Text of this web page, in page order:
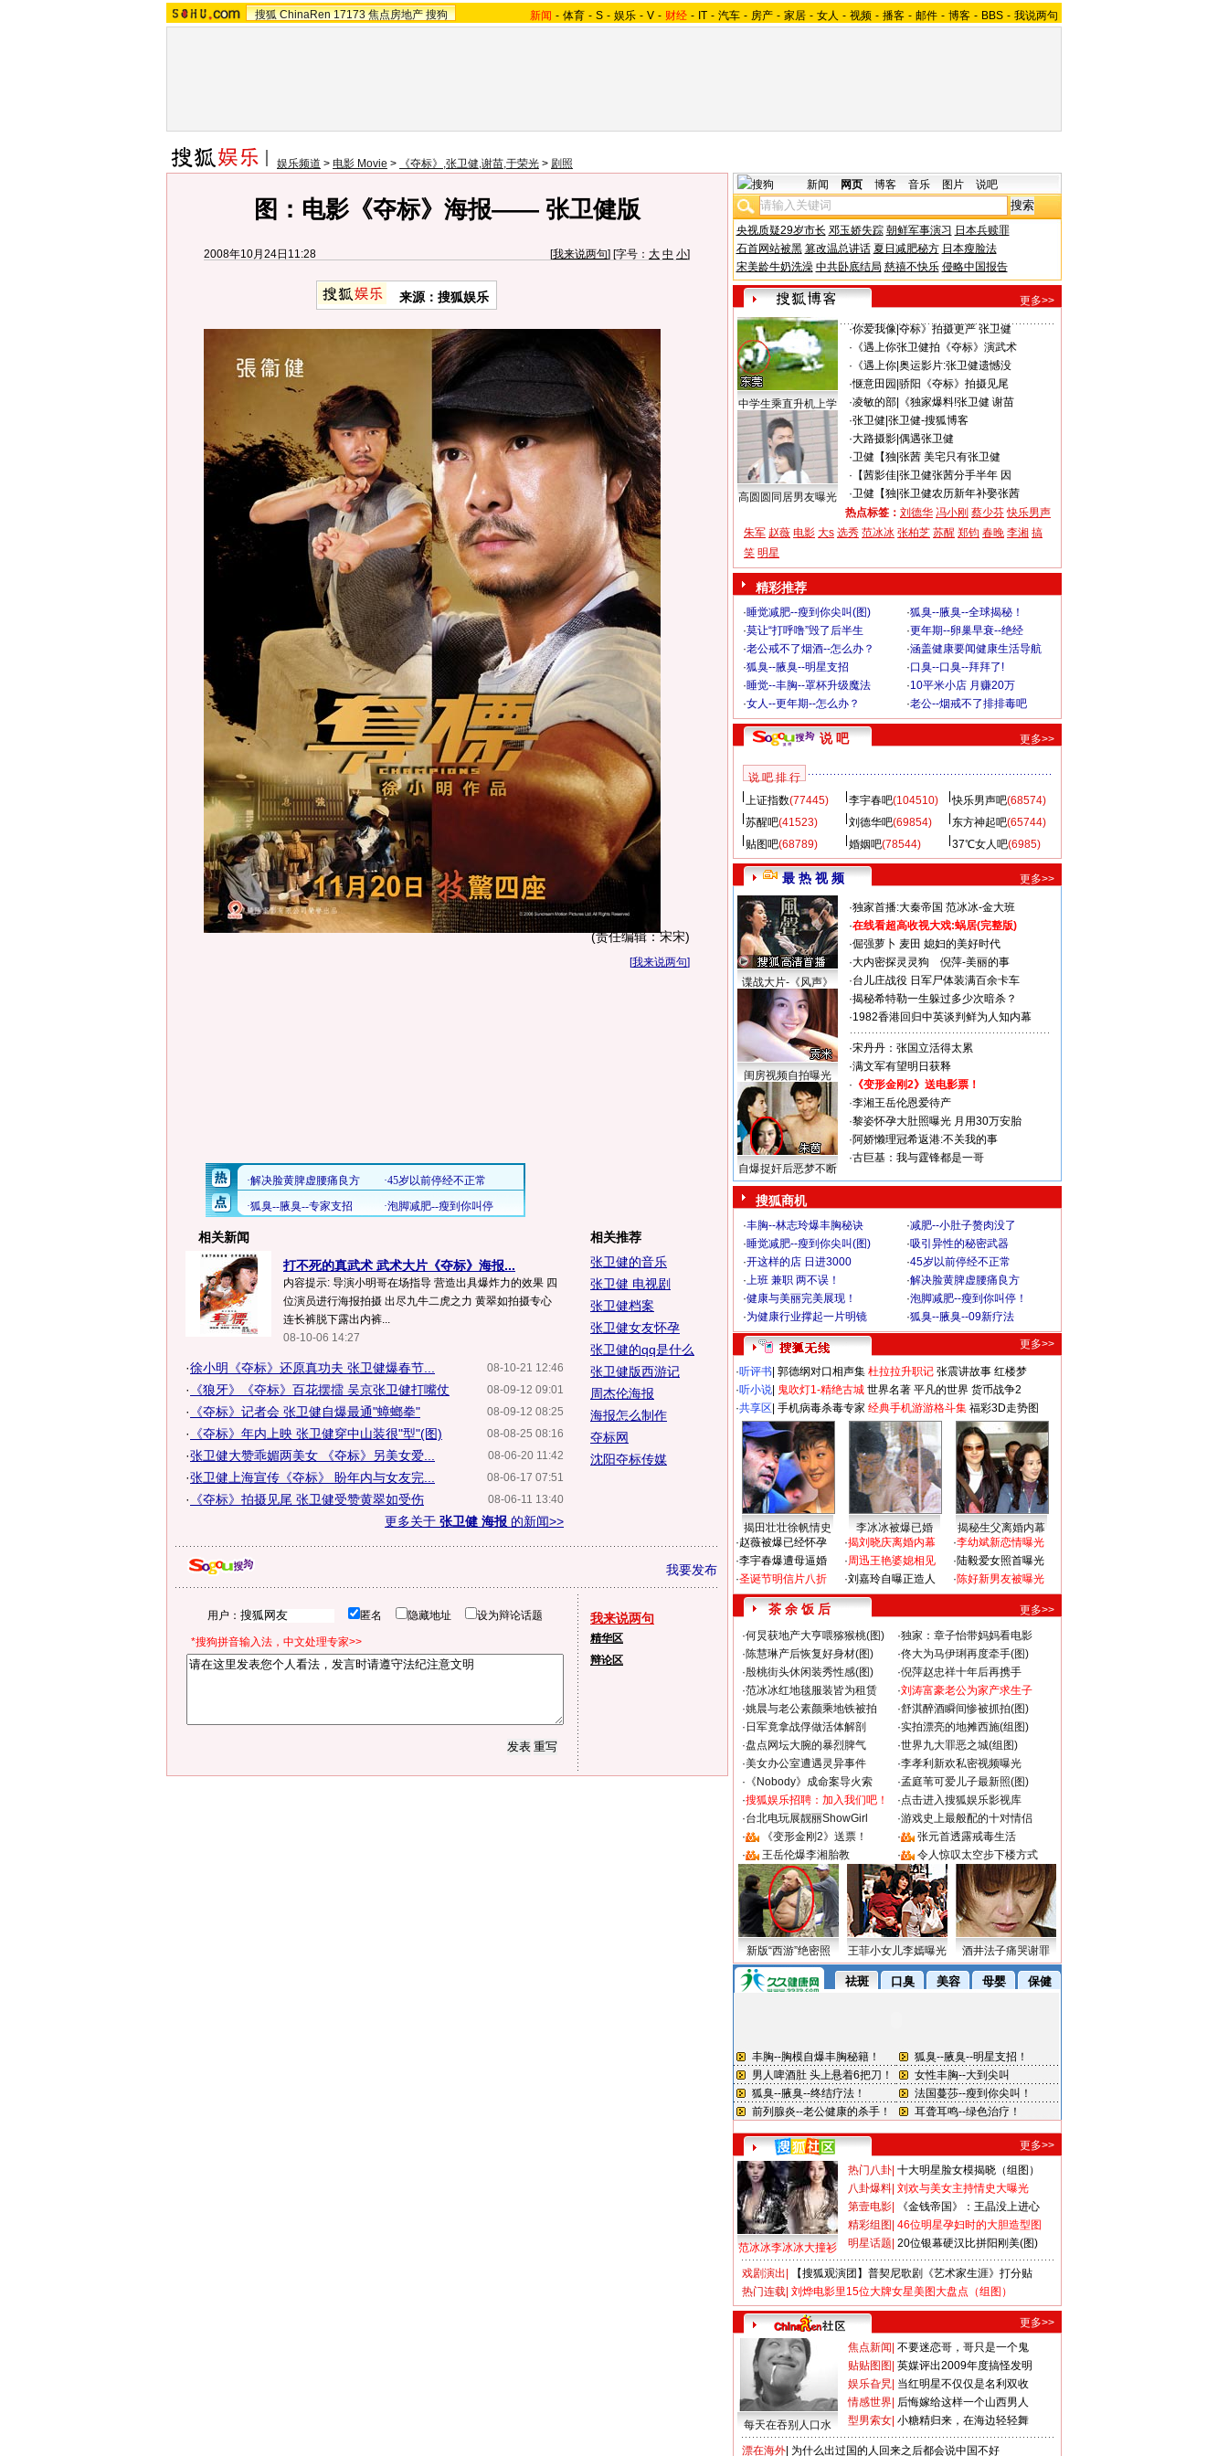
搜狐 ChinaRen 17173 焦点房地产 搜狗 新闻 - 体育 - S - 娱乐 - V - 财经 - IT - 汽车 - 房产 - 家居 - 女人 - 视频 - 播客 - 邮件 - 博客 - BBS - 我说两句
娱乐频道 > 电影 Movie > 《夺标》,张卫健,谢苗,于荣光 > 剧照
图：电影《夺标》海报—— 张卫健版
2008年10月24日11:28 [我来说两句] [字号： 大 中 小]
来源：搜狐娱乐
(责任编辑：宋宋)
[我来说两句]
相关新闻
打不死的真武术 武术大片《夺标》海报...
内容提示: 导演小明哥在场指导 营造出具爆炸力的效果 四
位演员进行海报拍摄 出尽九牛二虎之力 黄翠如拍摄专心
连长裤脱下露出内裤...
08-10-06 14:27
08-10-21 12:46
·徐小明《夺标》还原真功夫 张卫健爆春节...
08-09-12 09:01
· 《狼牙》《夺标》百花摆擂 吴京张卫健打嘴仗
08-09-12 08:25
· 《夺标》记者会 张卫健自爆最通"蟑螂拳"
08-08-25 08:16
· 《夺标》年内上映 张卫健穿中山装很"型"(图)
08-06-20 11:42
·张卫健大赞乖媚两美女 《夺标》另美女爱...
08-06-17 07:51
·张卫健上海宣传《夺标》 盼年内与女友完...
08-06-11 13:40
·
《夺标》拍摄见尾 张卫健受赞黄翠如受伤
更多关于 张卫健 海报 的新闻>>
相关推荐
张卫健的音乐
张卫健 电视剧
张卫健档案
张卫健女友怀孕
张卫健的qq是什么
张卫健版西游记
周杰伦海报
海报怎么制作
夺标网
沈阳夺标传媒
我要发布
用户： 匿名 隐藏地址 设为辩论话题
*搜狗拼音输入法，中文处理专家>>
我来说两句
精华区
辩论区
新闻 网页 博客 音乐 图片 说吧
央视质疑29岁市长 邓玉娇失踪 朝鲜军事演习 日本兵赎罪
石首网站被黑 篡改温总讲话 夏日减肥秘方 日本瘦脸法
宋美龄牛奶洗澡 中共卧底结局 慈禧不快乐 侵略中国报告
更多>>
中学生乘直升机上学
高圆圆同居男友曝光
·你爱我像| 夺标》拍摄更严 张卫健
· 《遇上你张卫健拍《夺标》演武术
· 《遇上你| 奥运影片:张卫健遗憾没
·惬意田园 骄阳《夺标》拍摄见尾
·凌敏的部|
《独家爆料!张卫健 谢苗
·张卫健 张卫健-搜狐博客
·大路摄影| 偶遇张卫健
·卫健【独| 张茜 美宅只有张卫健
· 【茜影佳| 张卫健张茜分手半年 因
·卫健【独| 张卫健农历新年补娶张茜
热点标签： 刘德华 冯小刚 蔡少芬 快乐男声
朱军 赵薇 电影 大s 选秀 范冰冰 张柏芝 苏醒 郑钧 春晚 李湘 搞
笑 明星
精彩推荐
·睡觉减肥--瘦到你尖叫(图) ·狐臭--腋臭--全球揭秘！
·莫让“打呼噜”毁了后半生 ·更年期--卵巢早衰--绝经
·老公戒不了烟酒--怎么办？ ·涵盖健康要闻健康生活导航
·狐臭--腋臭--明星支招 ·口臭--口臭--拜拜了!
·睡觉--丰胸--罩杯升级魔法 ·10平米小店 月赚20万
·女人--更年期--怎么办？ ·老公--烟戒不了排排毒吧
说 吧 更多>>
说 吧 排 行
上证指数(77445) 李宇春吧(104510) 快乐男声吧(68574)
苏醒吧(41523) 刘德华吧(69854) 东方神起吧(65744)
贴图吧(68789) 婚姻吧(78544) 37℃女人吧(6985)
最 热 视 频 更多>>
谍战大片-《风声》
闺房视频自拍曝光
自爆捉奸后恶梦不断
·独家首播:大秦帝国 范冰冰-金大班
·在线看超高收视大戏:蜗居(完整版)
·倔强萝卜 麦田 媳妇的美好时代
·大内密探灵灵狗
倪萍-美丽的事
·台儿庄战役 日军尸体装满百余卡车
·揭秘希特勒一生躲过多少次暗杀？
·1982香港回归中英谈判鲜为人知内幕
·宋丹丹：张国立活得太累
·满文军有望明日获释
· 《变形金刚2》送电影票！
·李湘王岳伦恩爱待产
·黎姿怀孕大肚照曝光 月用30万安胎
·阿娇懒理冠希返港:不关我的事
·古巨基：我与霆锋都是一哥
搜狐商机
·丰胸--林志玲爆丰胸秘诀 ·减肥--小肚子赘肉没了
·睡觉减肥--瘦到你尖叫(图) ·吸引异性的秘密武器
·开这样的店 日进3000 ·45岁以前停经不正常
·上班 兼职 两不误！ ·解决脸黄脾虚腰痛良方
·健康与美丽完美展现！ ·泡脚减肥--瘦到你叫停！
·为健康行业撑起一片明镜 ·狐臭--腋臭--09新疗法
更多>>
·听评书 郭德纲对口相声集 杜拉拉升职记 张震讲故事 红楼梦
·听小说 鬼吹灯1-精绝古城 世界名著 平凡的世界 货币战争2
·共享区 手机病毒杀毒专家 经典手机游游格斗集 福彩3D走势图
揭田壮壮徐帆情史 李冰冰被爆已婚
揭秘生父离婚内幕
·赵薇被爆已经怀孕
·李宇春爆遭母逼婚
·圣诞节明信片八折
·揭刘晓庆离婚内幕
·周迅王艳婆媳相见
·刘嘉玲自曝正造人
·李幼斌新恋情曝光
·陆毅爱女照首曝光
·陈好新男友被曝光
茶 余 饭 后
更多>>
·何炅获地产大亨喂猕猴桃(图) ·独家：章子怡带妈妈看电影
·陈慧琳产后恢复好身材(图) ·佟大为马伊琍再度牵手(图)
·殷桃街头休闲装秀性感(图) ·倪萍赵忠祥十年后再携手
·范冰冰红地毯服装皆为租赁 ·刘涛富豪老公为家产求生子
·姚晨与老公素颜乘地铁被拍 ·舒淇醉酒瞬间惨被抓拍(图)
· 日军竟拿战俘做活体解剖 ·实拍漂亮的地摊西施(组图)
·盘点网坛大腕的暴烈脾气 ·世界九大罪恶之城(组图)
·美女办公室遭遇灵异事件 ·李孝利新欢私密视频曝光
· 《Nobody》成命案导火索 ·孟庭苇可爱儿子最新照(图)
·搜狐娱乐招聘：加入我们吧！ ·点击进入搜狐娱乐影视库
·台北电玩展靓丽ShowGirl ·游戏史上最般配的十对情侣
·
《变形金刚2》送票！ ·
张元首透露戒毒生活
·
王岳伦爆李湘胎教 · 令人惊叹太空步下楼方式
新版“西游”绝密照 王菲小女儿李嫣曝光 酒井法子痛哭谢罪
更多>>
范冰冰李冰冰大撞衫
热门八卦 十大明星脸女模揭晓（组图）
八卦爆料 刘欢与美女主持情史大曝光
第壹电影
《金钱帝国》：王晶没上进心
精彩组图 46位明星孕妇时的大胆造型图
明星话题 20位银幕硬汉比拼阳刚美(图)
戏剧演出
【搜狐观演团】普契尼歌剧《艺术家生涯》打分贴
热门连载 刘烨电影里15位大牌女星美图大盘点（组图）
更多>>
每天在吞别人口水
焦点新闻 不要迷恋哥，哥只是一个鬼
贴贴图图 英媒评出2009年度搞怪发明
娱乐旮旯 当红明星不仅仅是名利双收
情感世界 后悔嫁给这样一个山西男人
型男索女 小糖精归来，在海边轻轻舞
漂在海外 为什么出过国的人回来之后都会说中国不好